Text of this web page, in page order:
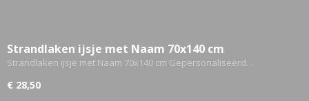
Strandlaken ijsje met Naam 70x140 cm
Gepersonaliseerd
Strandlaken ijsje met Naam 70x140 cm Gepersonaliseerd…
€ 28,50